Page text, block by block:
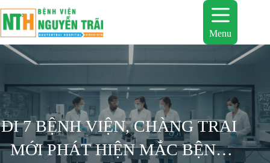
đến
phần
nội
dung
Menu
ĐI 7 BỆNH VIỆN, CHÀNG TRAI
MỚI PHÁT HIỆN MẮC BỆNH